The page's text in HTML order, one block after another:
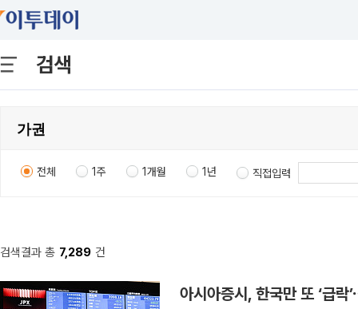
검색
전체 1주 1개월 1년 직접입력
검색결과 총 7,289 건
아시아증시, 한국만 또 ‘